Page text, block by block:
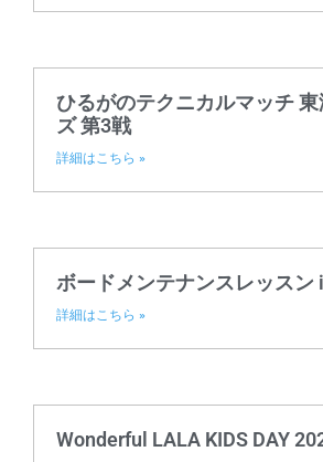
ひるがのテクニカルマッチ
ズ 第3戦
詳細はこちら »
ボードメンテナンスレッスン
詳細はこちら »
Wonderful LALA KIDS DAY